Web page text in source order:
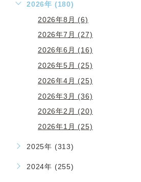
2026年 (180)
2026年8月 (6)
2026年7月 (27)
2026年6月 (16)
2026年5月 (25)
2026年4月 (25)
2026年3月 (36)
2026年2月 (20)
2026年1月 (25)
2025年 (313)
2024年 (255)